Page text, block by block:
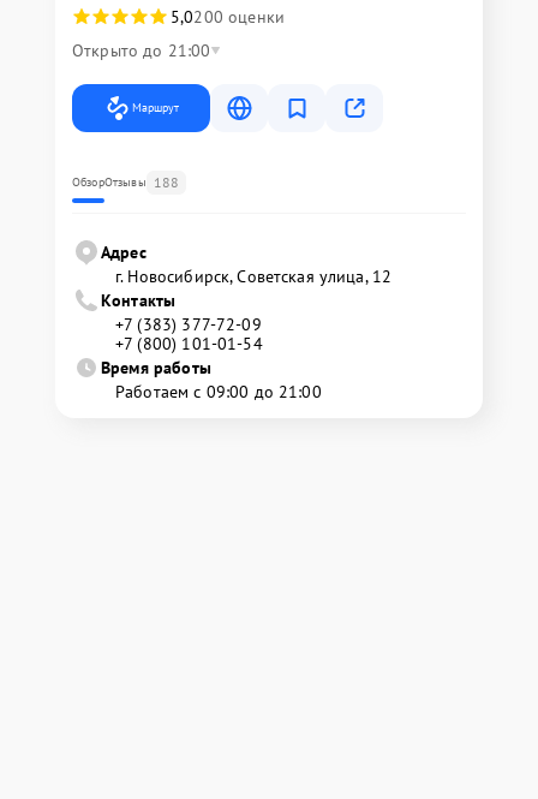
5,0200 оценки
Открыто до 21:00
Маршрут
ОбзорОтзывы 188
Адрес
г. Новосибирск, Советская улица, 12
Контакты
+7 (383) 377-72-09
+7 (800) 101-01-54
Время работы
Работаем с 09:00 до 21:00